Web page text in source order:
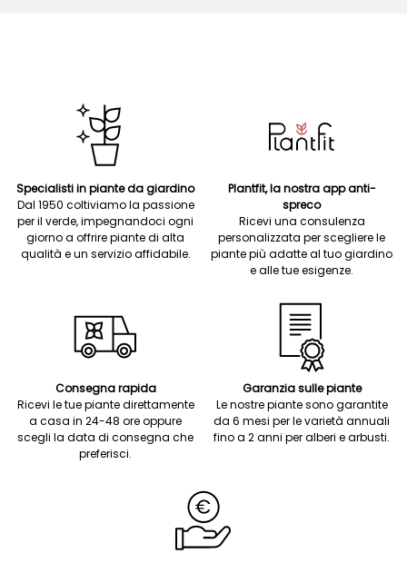
Specialisti in piante da giardino
Dal 1950 coltiviamo la passione
per il verde, impegnandoci ogni
giorno a offrire piante di alta
qualità e un servizio affidabile.
Plantfit, la nostra app anti-
spreco
Ricevi una consulenza
personalizzata per scegliere le
piante più adatte al tuo giardino
e alle tue esigenze.
Consegna rapida
Ricevi le tue piante direttamente
a casa in 24-48 ore oppure
scegli la data di consegna che
preferisci.
Garanzia sulle piante
Le nostre piante sono garantite
da 6 mesi per le varietà annuali
fino a 2 anni per alberi e arbusti.